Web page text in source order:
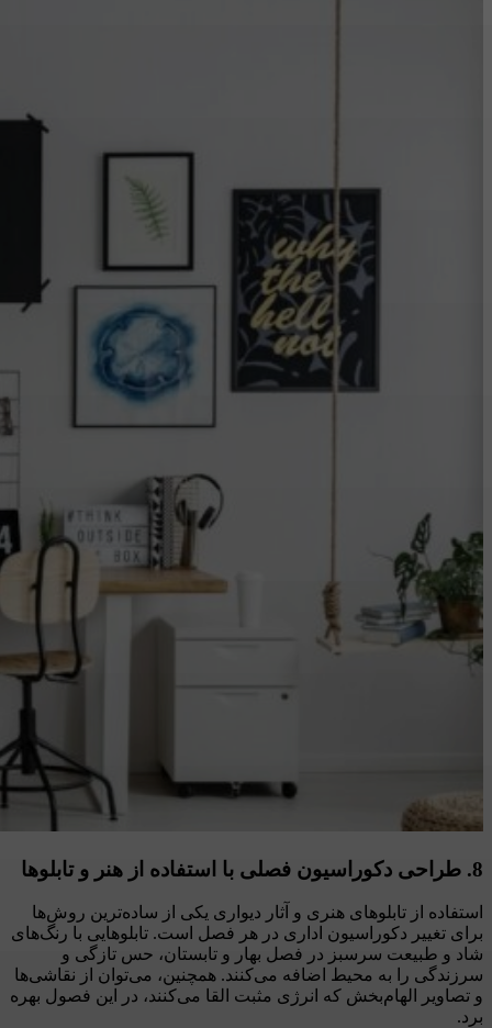
8. طراحی دکوراسیون فصلی با استفاده از هنر و تابلوها
استفاده از تابلوهای هنری و آثار دیواری یکی از ساده‌ترین روش‌ها
برای تغییر دکوراسیون اداری در هر فصل است. تابلوهایی با رنگ‌های
شاد و طبیعت سرسبز در فصل بهار و تابستان، حس تازگی و
سرزندگی را به محیط اضافه می‌کنند. همچنین، می‌توان از نقاشی‌ها
و تصاویر الهام‌بخش که انرژی مثبت القا می‌کنند، در این فصول بهره
برد.